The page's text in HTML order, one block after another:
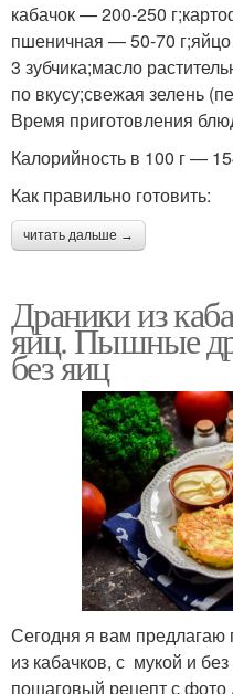
кабачок — 200-250
пшеничная — 50-70
3 зубчика;масло
по вкусу;свежая зелень
Время приготовления
Калорийность в 100 г —
Как правильно готовить:
читать дальше →
Драники из
яиц. Пышные
без яиц
Сегодня я вам предлагаю
из кабачков, с мукой и
пошаговый рецепт с фото